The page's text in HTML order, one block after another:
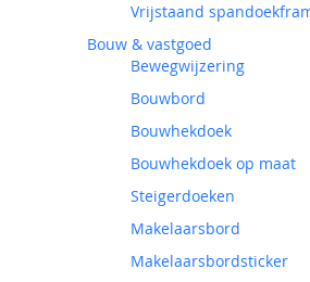
Vrijstaand
Bouw & vastgoed
Bewegwijzering
Bouwbord
Bouwhekdoek
Bouwhekdoek op maat
Steigerdoeken
Makelaarsbord
Makelaarsbordsticker